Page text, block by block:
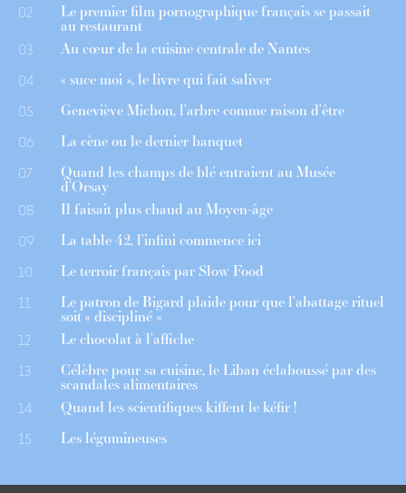
02 Le premier film pornographique français se passait
au restaurant
03 Au cœur de la cuisine centrale de Nantes
04 « suce moi », le livre qui fait saliver
05 Geneviève Michon, l’arbre comme raison d’être
06 La cène ou le dernier banquet
07 Quand les champs de blé entraient au Musée
d’Orsay
08 Il faisait plus chaud au Moyen-âge
09 La table 42, l’infini commence ici
10 Le terroir français par Slow Food
11 Le patron de Bigard plaide pour que l’abattage rituel
soit « discipliné »
12 Le chocolat à l’affiche
13 Célèbre pour sa cuisine, le Liban éclaboussé par des
scandales alimentaires
14 Quand les scientifiques kiffent le kéfir !
15 Les légumineuses